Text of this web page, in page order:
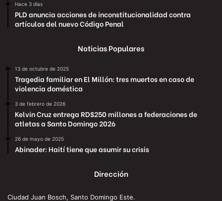
Hace 3 días
PLD anuncia acciones de inconstitucionalidad contra
artículos del nuevo Código Penal
Noticias Populares
13 de octubre de 2025
Tragedia familiar en El Millón: tres muertos en caso de
violencia doméstica
3 de febrero de 2026
Kelvin Cruz entrega RD$250 millones a federaciones de
atletas a Santo Domingo 2026
26 de mayo de 2025
Abinader: Haití tiene que asumir su crisis
Dirección
Ciudad Juan Bosch, Santo Domingo Este.